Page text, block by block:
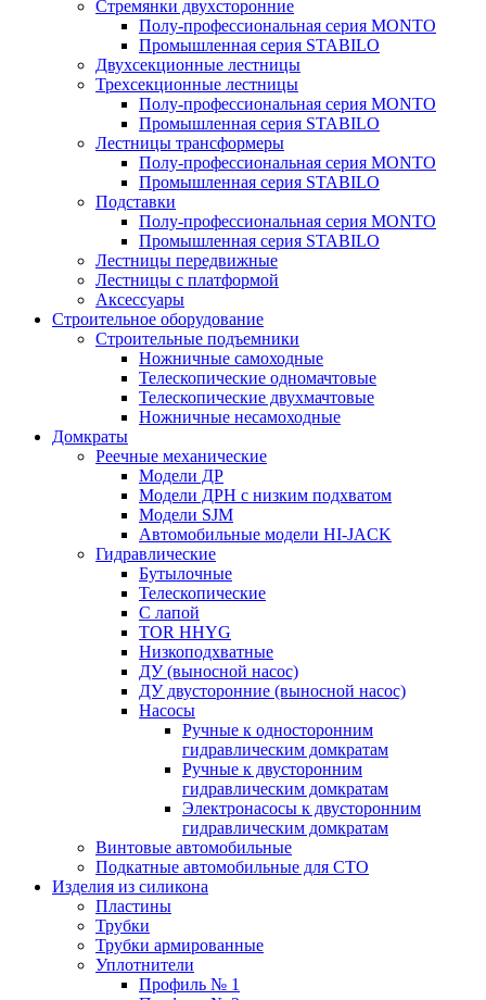
Стремянки двухсторонние
Полу-профессиональная серия MONTO
Промышленная серия STABILO
Двухсекционные лестницы
Трехсекционные лестницы
Полу-профессиональная серия MONTO
Промышленная серия STABILO
Лестницы трансформеры
Полу-профессиональная серия MONTO
Промышленная серия STABILO
Подставки
Полу-профессиональная серия MONTO
Промышленная серия STABILO
Лестницы передвижные
Лестницы с платформой
Аксессуары
Строительное оборудование
Строительные подъемники
Ножничные самоходные
Телескопические одномачтовые
Телескопические двухмачтовые
Ножничные несамоходные
Домкраты
Реечные механические
Модели ДР
Модели ДРН с низким подхватом
Модели SJM
Автомобильные модели HI-JACK
Гидравлические
Бутылочные
Телескопические
С лапой
TOR HHYG
Низкоподхватные
ДУ (выносной насос)
ДУ двусторонние (выносной насос)
Насосы
Ручные к односторонним
гидравлическим домкратам
Ручные к двусторонним
гидравлическим домкратам
Электронасосы к двусторонним
гидравлическим домкратам
Винтовые автомобильные
Подкатные автомобильные для СТО
Изделия из силикона
Пластины
Трубки
Трубки армированные
Уплотнители
Профиль № 1